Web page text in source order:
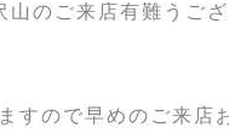
のご来店有難うご
すので早めのご来店